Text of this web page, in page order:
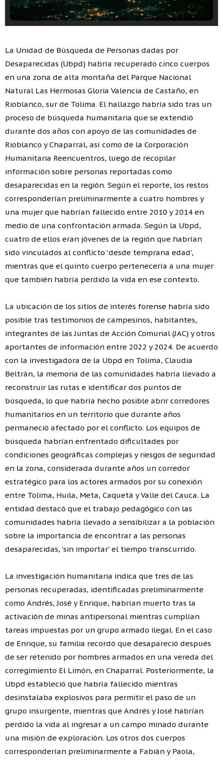
La Unidad de Búsqueda de Personas dadas por
Desaparecidas (Ubpd) habría recuperado cinco cuerpos
en una zona de alta montaña del Parque Nacional
Natural Las Hermosas Gloria Valencia de Castaño, en
Rioblanco, sur de Tolima. El hallazgo habría sido tras un
proceso de búsqueda humanitaria que se extendió
durante dos años con apoyo de las comunidades de
Rioblanco y Chaparral, así como de la Corporación
Humanitaria Reencuentros, luego de recopilar
información sobre personas reportadas como
desaparecidas en la región. Según el reporte, los restos
corresponderían preliminarmente a cuatro hombres y
una mujer que habrían fallecido entre 2010 y 2014 en
medio de una confrontación armada. Según la Ubpd,
cuatro de ellos eran jóvenes de la región que habrían
sido vinculados al conflicto 'desde temprana edad',
mientras que el quinto cuerpo pertenecería a una mujer
que también habría perdido la vida en ese contexto.
La ubicación de los sitios de interés forense habría sido
posible tras testimonios de campesinos, habitantes,
integrantes de las Juntas de Acción Comunal (JAC) y otros
aportantes de información entre 2022 y 2024. De acuerdo
con la investigadora de la Ubpd en Tolima, Claudia
Beltrán, la memoria de las comunidades habría llevado a
reconstruir las rutas e identificar dos puntos de
búsqueda, lo que habría hecho posible abrir corredores
humanitarios en un territorio que durante años
permaneció afectado por el conflicto. Los equipos de
búsqueda habrían enfrentado dificultades por
condiciones geográficas complejas y riesgos de seguridad
en la zona, considerada durante años un corredor
estratégico para los actores armados por su conexión
entre Tolima, Huila, Meta, Caquetá y Valle del Cauca. La
entidad destacó que el trabajo pedagógico con las
comunidades habría llevado a sensibilizar a la población
sobre la importancia de encontrar a las personas
desaparecidas, 'sin importar' el tiempo transcurrido.
La investigación humanitaria indica que tres de las
personas recuperadas, identificadas preliminarmente
como Andrés, José y Enrique, habrían muerto tras la
activación de minas antipersonal mientras cumplían
tareas impuestas por un grupo armado ilegal. En el caso
de Enrique, su familia recordó que desapareció después
de ser retenido por hombres armados en una vereda del
corregimiento El Limón, en Chaparral. Posteriormente, la
Ubpd estableció que habría fallecido mientras
desinstalaba explosivos para permitir el paso de un
grupo insurgente, mientras que Andrés y José habrían
perdido la vida al ingresar a un campo minado durante
una misión de exploración. Los otros dos cuerpos
corresponderían preliminarmente a Fabián y Paola,